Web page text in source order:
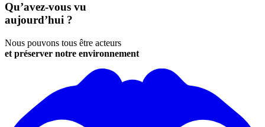
Qu’avez-vous vu
aujourd’hui ?
Nous pouvons tous être acteurs
et préserver notre environnement